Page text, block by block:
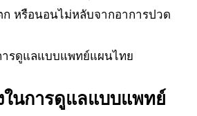
ก หรือนอนไม่หลับจากอาการปวด
ในการดูแลแบบแพทย์